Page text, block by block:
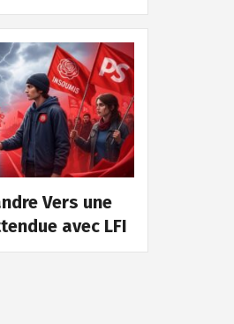
Vers une
avec LFI